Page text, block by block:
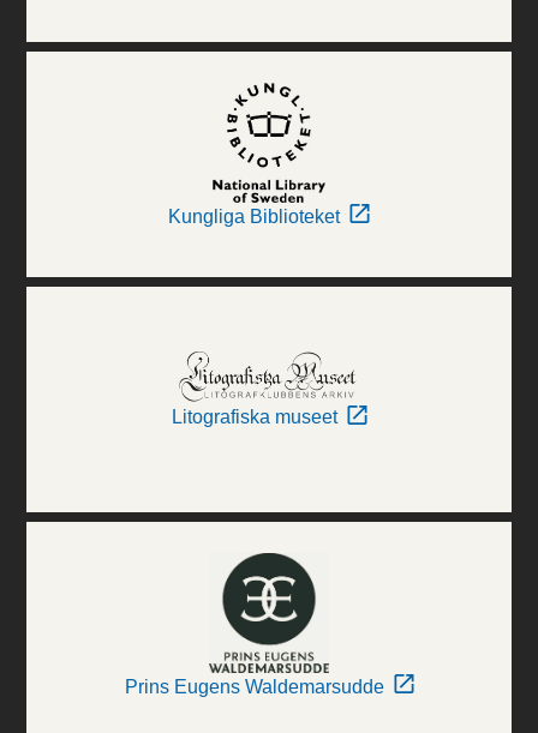
Kungliga Biblioteket
Litografiska museet
Prins Eugens Waldemarsudde